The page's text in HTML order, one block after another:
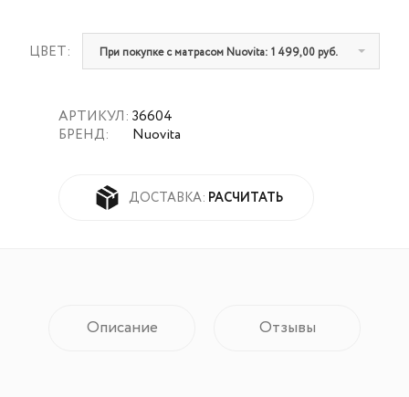
АРТИКУЛ:
БРЕНД:
36604
Nuovita
ДОСТАВКА: РАСЧИТАТЬ
ЦВЕТ: При покупке с матрасом Nuovita: 1 499,00 руб.
Описание Отзывы